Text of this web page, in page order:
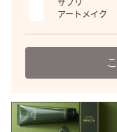
アートメイク